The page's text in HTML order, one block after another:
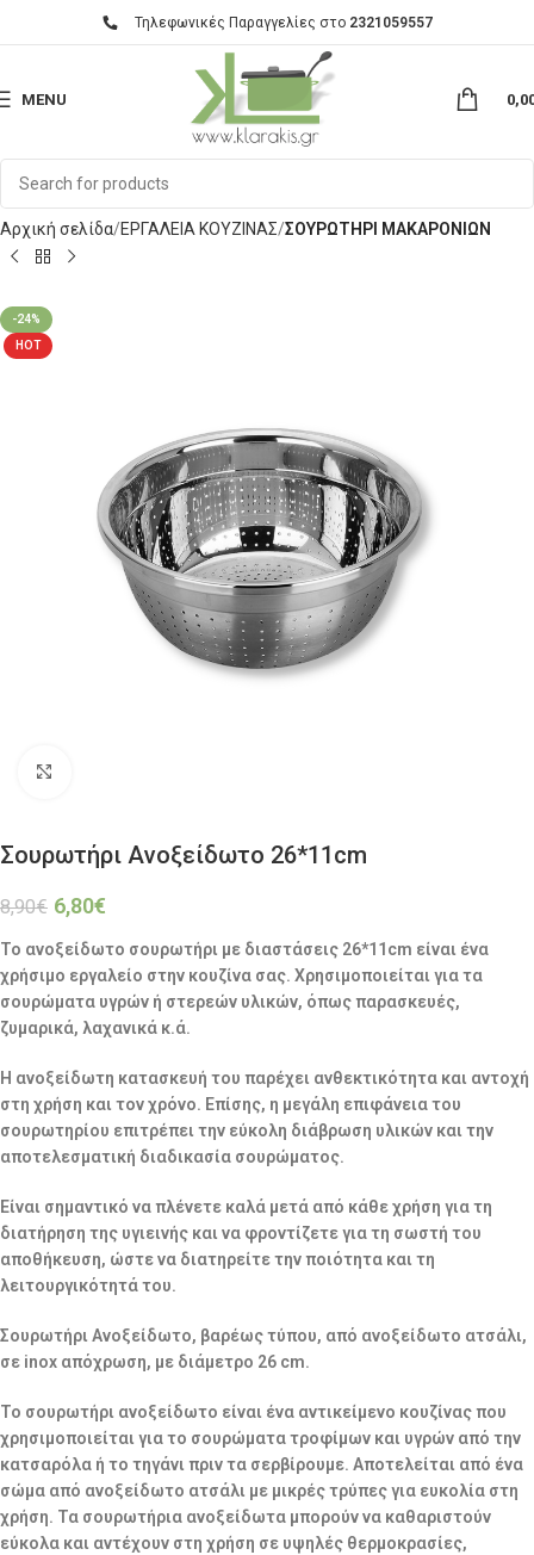
Τηλεφωνικές Παραγγελίες στο 2321059557
MENU
Αρχική σελίδα ΕΡΓΑΛΕΙΑ ΚΟΥΖΙΝΑΣ ΣΟΥΡΩΤΗΡΙ ΜΑΚΑΡΟΝΙΩΝ
-24%
HOT
Σουρωτήρι Ανοξείδωτο 26*11cm
8,90€ 6,80€
Το ανοξείδωτο σουρωτήρι με διαστάσεις 26*11cm είναι ένα
χρήσιμο εργαλείο στην κουζίνα σας. Χρησιμοποιείται για τα
σουρώματα υγρών ή στερεών υλικών, όπως παρασκευές,
ζυμαρικά, λαχανικά κ.ά.
Η ανοξείδωτη κατασκευή του παρέχει ανθεκτικότητα και αντοχή
στη χρήση και τον χρόνο. Επίσης, η μεγάλη επιφάνεια του
σουρωτηρίου επιτρέπει την εύκολη διάβρωση υλικών και την
αποτελεσματική διαδικασία σουρώματος.
Είναι σημαντικό να πλένετε καλά μετά από κάθε χρήση για τη
διατήρηση της υγιεινής και να φροντίζετε για τη σωστή του
αποθήκευση, ώστε να διατηρείτε την ποιότητα και τη
λειτουργικότητά του.
Σουρωτήρι Ανοξείδωτο, βαρέως τύπου, από ανοξείδωτο ατσάλι,
σε inox απόχρωση, με διάμετρο 26 cm.
Το σουρωτήρι ανοξείδωτο είναι ένα αντικείμενο κουζίνας που
χρησιμοποιείται για το σουρώματα τροφίμων και υγρών από την
κατσαρόλα ή το τηγάνι πριν τα σερβίρουμε. Αποτελείται από ένα
σώμα από ανοξείδωτο ατσάλι με μικρές τρύπες για ευκολία στη
χρήση. Τα σουρωτήρια ανοξείδωτα μπορούν να καθαριστούν
εύκολα και αντέχουν στη χρήση σε υψηλές θερμοκρασίες,